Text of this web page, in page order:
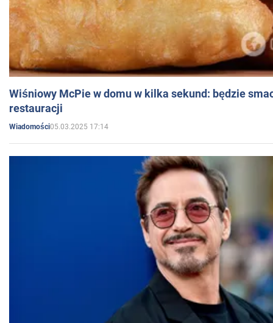
Wiśniowy McPie w domu w kilka sekund: będzie
restauracji
Wiadomości05.03.2025 17:14